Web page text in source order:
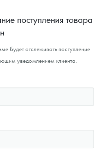
поступления товара
будет отслеживать поступление
уведомлением клиента.